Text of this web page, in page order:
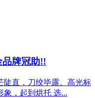
牌冠助!!
陡直，刀绞毕露。高光标
象，起到烘托 选...